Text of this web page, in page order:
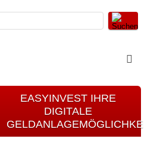
EASYINVEST IHRE
DIGITALE
GELDANLAGEMÖGLICHKEIT